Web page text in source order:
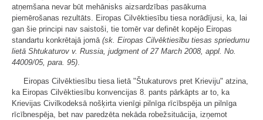
atņemšana nevar būt mehānisks aizsardzības pasākuma
piemērošanas rezultāts. Eiropas Cilvēktiesību tiesa norādījusi, ka, lai
gan šie principi nav saistoši, tie tomēr var definēt kopējo Eiropas
standartu konkrētajā jomā (sk. Eiropas Cilvēktiesību tiesas spriedumu
lietā Shtukaturov v. Russia, judgment of 27 March 2008, appl. No.
44009/05, para. 95)
Eiropas Cilvēktiesību tiesa lietā "Štukaturovs pret Krieviju" atzina,
ka Eiropas Cilvēktiesību konvencijas 8. pants pārkāpts ar to, ka
Krievijas Civilkodeksā nošķirta vienīgi pilnīga rīcībspēja un pilnīga
rīcībnespēja, bet nav paredzēta nekāda robežsituācija, izņemot